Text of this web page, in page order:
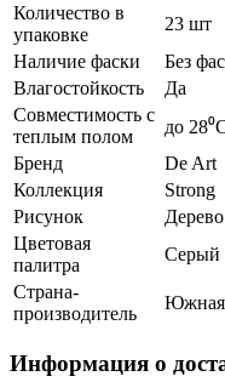
Количество в
упаковке
23 шт
Наличие фаски
Без
Влагостойкость
Да
Совместимость с
теплым полом
до
Бренд
De Art
Коллекция
Strong
Рисунок
Дерево
Цветовая
палитра
Серый
Страна-
производитель
Южная
Информация о